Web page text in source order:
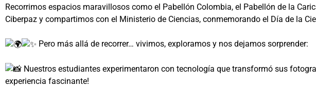
Recorrimos espacios maravillosos como el Pabellón Colombia, el Pabellón de la
Ciberpaz y compartimos con el Ministerio de Ciencias, conmemorando el Día de la
Pero más allá de recorrer… vivimos, exploramos y nos dejamos sorprender:
Nuestros estudiantes experimentaron con tecnología que transformó sus
experiencia fascinante!